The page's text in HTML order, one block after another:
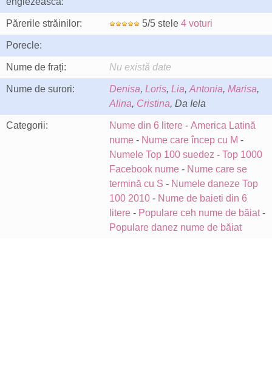
Părerile străinilor: 5/5 stele 4 voturi
Porecle:
Nume de frați: Nu există date
Nume de surori: Denisa, Loris, Lia, Antonia, Marisa,
Alina, Cristina, Da Iela
Categorii: Nume din 6 litere - America Latină
nume - Nume care încep cu M -
Numele Top 100 suedez - Top 1000
Facebook nume - Nume care se
termină cu S - Numele daneze Top
100 2010 - Nume de baieti din 6
litere - Populare ceh nume de băiat-
Populare danez nume de băiat